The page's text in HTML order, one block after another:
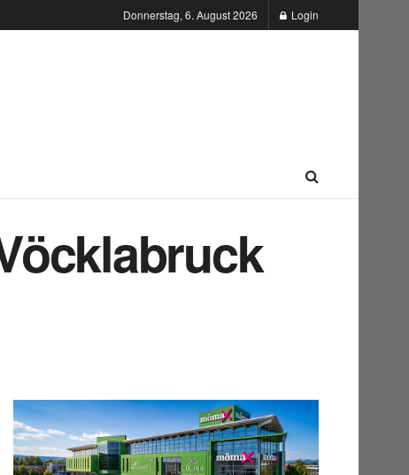
Donnerstag, 6. August 2026 Login